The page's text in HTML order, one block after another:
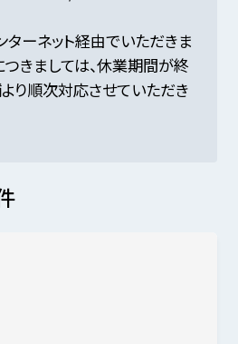
ーネット経由でいただきま
きましては、休業期間が終
り順次対応させていただき